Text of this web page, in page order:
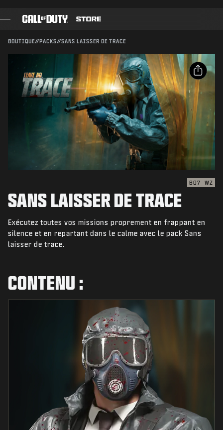
PASSE DE COMBAT
BLACK CELL
BOUTIQUE D'ÉQUIPEMENT
JEUX
ACTUS
BOUTIQUE
ASSISTANCE
BOUTIQUE//PACKS//SANS LAISSER DE TRACE
Compatible avec :
ANNULER
Activision peut mettre à jour, remplacer ou supprimer
ce contenu en jeu à tout moment.
PARTAGER
Email
Facebook
X
Copier le lien
BO7 WZ
SANS LAISSER DE TRACE
Exécutez toutes vos missions proprement en frappant en
silence et en repartant dans le calme avec le pack Sans
laisser de trace.
CONTENU :